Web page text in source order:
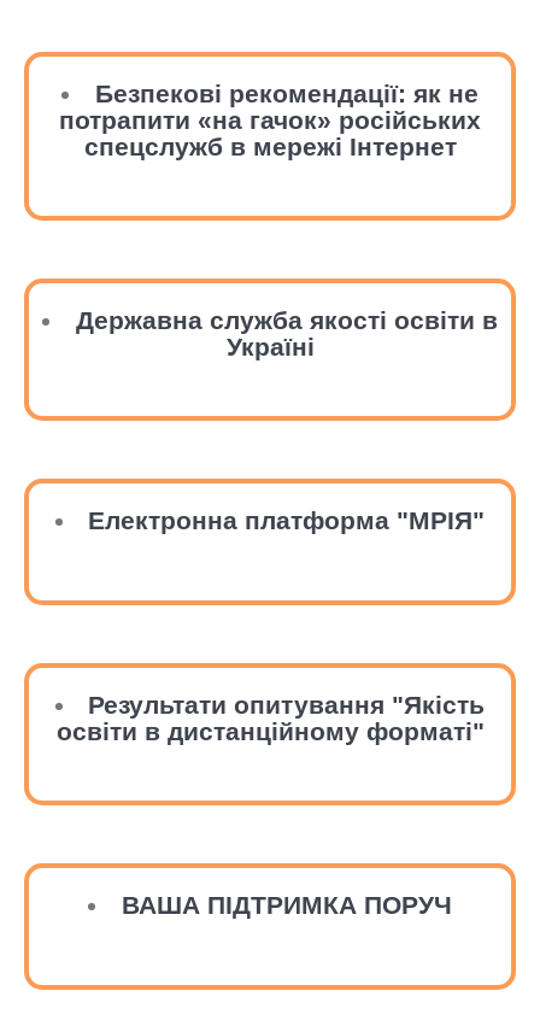
Безпекові рекомендації: як не
потрапити «на гачок» російських
спецслужб в мережі Інтернет
Державна служба якості освіти в
Україні
Електронна платформа "МРІЯ"
Результати опитування "Якість
освіти в дистанційному форматі"
ВАША ПІДТРИМКА ПОРУЧ